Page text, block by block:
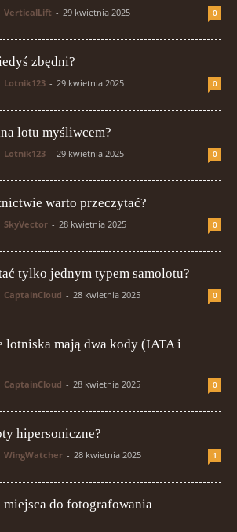
VerticalLift - 29 kwietnia 2025 0
zbędni?
Lotnik123 - 29 kwietnia 2025 0
lotu myśliwcem?
Lotnik123 - 29 kwietnia 2025 0
warto przeczytać?
SkyVector - 28 kwietnia 2025 0
tylko jednym typem samolotu?
CaptainCloud - 28 kwietnia 2025 0
lotniska mają dwa kody (IATA i
CaptainCloud - 28 kwietnia 2025 0
hipersoniczne?
WingWatcher - 28 kwietnia 2025 1
miejsca do fotografowania